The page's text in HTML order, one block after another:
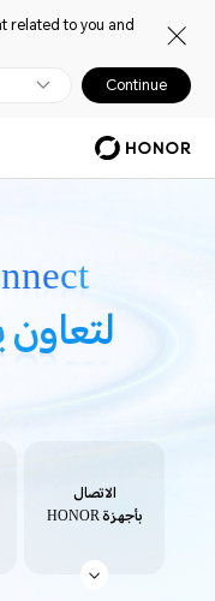
related to you and
Continue
الاتصال
بأجهزة HONOR